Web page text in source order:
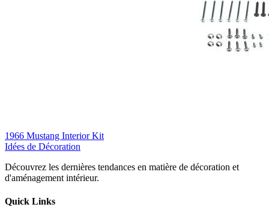
1966 Mustang Interior Kit
Idées de Décoration
Découvrez les dernières tendances en matière de décoration et
d'aménagement intérieur.
Quick Links